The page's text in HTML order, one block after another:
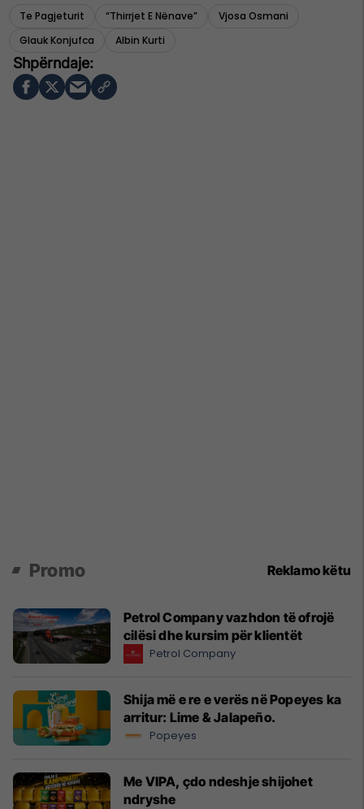
Te Pagjeturit “thirrjet E Nënave”
Vjosa Osmani
Glauk Konjufca
Albin Kurti
Promo Reklamo këtu
Petrol Company vazhdon të ofrojë
cilësi dhe kursim për klientët
Petrol Company
Shija më e re e verës në Popeyes ka
arritur: Lime & Jalapeño.
Popeyes
Me VIPA, çdo ndeshje shijohet
ndryshe